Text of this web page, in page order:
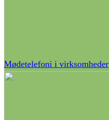
Mødetelefoni i virksomheder